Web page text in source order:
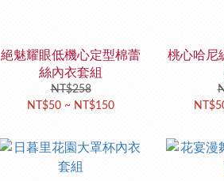
絕魅耀眼低機心定型棉蕾
絲內衣套組
NT$258
NT$50 ~ NT$150
桃心哈尼